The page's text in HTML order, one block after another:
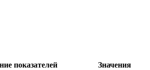
показателей
Значения